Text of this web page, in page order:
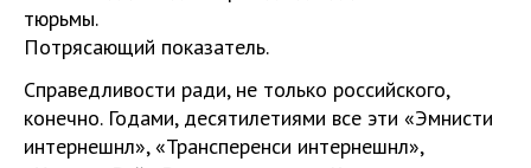
тюрьмы.
Потрясающий показатель.
Справедливости ради, не только российского,
конечно. Годами, десятилетиями все эти «Эмнисти
интернешнл», «Трансперенси интернешнл»,